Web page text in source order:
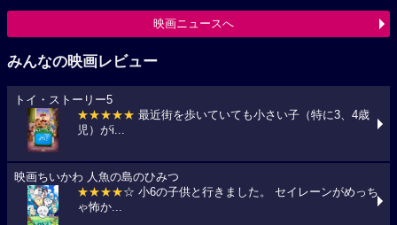
映画ニュースへ
みんなの映画レビュー
トイ・ストーリー5
★★★★★ 最近街を歩いていても小さい子（特に3、4歳
児）がi...
映画ちいかわ 人魚の島のひみつ
★★★★☆ 小6の子供と行きました。 セイレーンがめっち
ゃ怖か...